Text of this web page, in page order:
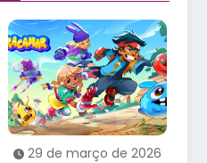
29 de março de 2026